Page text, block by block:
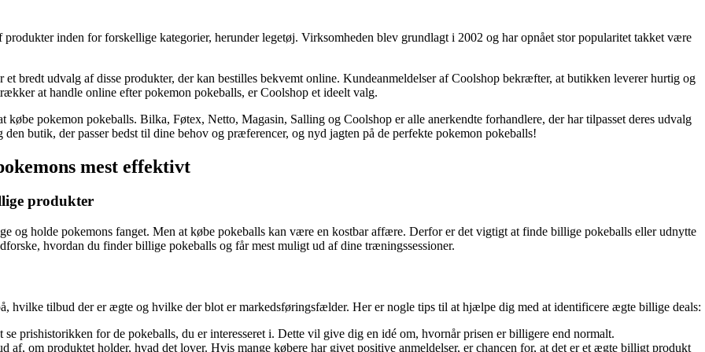
inden for forskellige kategorier, herunder legetøj. Virksomheden blev grundlagt i 2002 og har opnået stor popularitet takket være
bredt udvalg af disse produkter, der kan bestilles bekvemt online. Kundeanmeldelser af Coolshop bekræfter, at butikken leverer hurtig og
at handle online efter pokemon pokeballs, er Coolshop et ideelt valg.
pokemon pokeballs. Bilka, Føtex, Netto, Magasin, Salling og Coolshop er alle anerkendte forhandlere, der har tilpasset deres udvalg
butik, der passer bedst til dine behov og præferencer, og nyd jagten på de perfekte pokemon pokeballs!
mest effektivt
produkter
og holde pokemons fanget. Men at købe pokeballs kan være en kostbar affære. Derfor er det vigtigt at finde billige pokeballs eller udnytte
hvordan du finder billige pokeballs og får mest muligt ud af dine træningssessioner.
hvilke tilbud der er ægte og hvilke der blot er markedsføringsfælder. Her er nogle tips til at hjælpe dig med at identificere ægte billige deals:
prishistorikken for de pokeballs, du er interesseret i. Dette vil give dig en idé om, hvornår prisen er billigere end normalt.
af, om produktet holder, hvad det lover. Hvis mange købere har givet positive anmeldelser, er chancen for, at det er et ægte billigt produkt